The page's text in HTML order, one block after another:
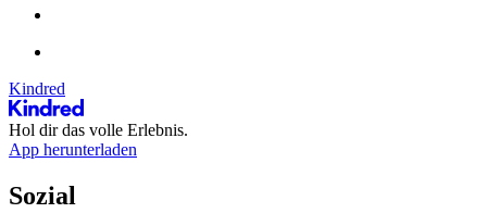
Kindred
Hol dir das volle Erlebnis.
App herunterladen
Sozial